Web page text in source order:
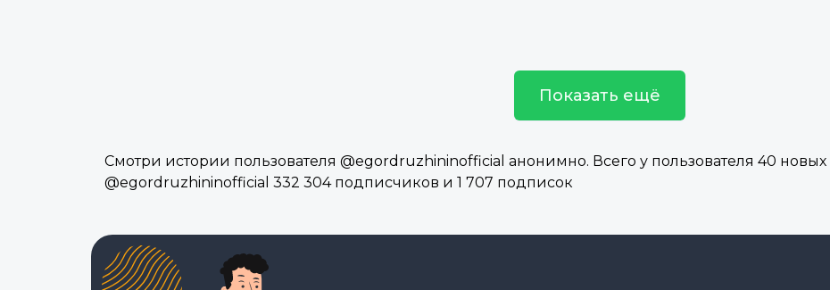
Показать ещё
Смотри истории пользователя @egordruzhininofficial анонимно. Всего у пользователя 40 новых
@egordruzhininofficial 332 304 подписчиков и 1 707 подписок